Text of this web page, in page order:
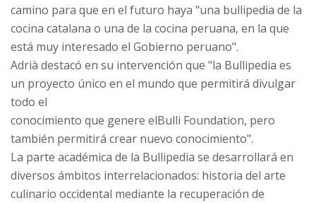
camino para que en el futuro haya "una bullipedia de la
cocina catalana o una de la cocina peruana, en la que
está muy interesado el Gobierno peruano".
Adrià destacó en su intervención que "la Bullipedia es
un proyecto único en el mundo que permitirá divulgar
todo el
conocimiento que genere elBulli Foundation, pero
también permitirá crear nuevo conocimiento".
La parte académica de la Bullipedia se desarrollará en
diversos ámbitos interrelacionados: historia del arte
culinario occidental mediante la recuperación de